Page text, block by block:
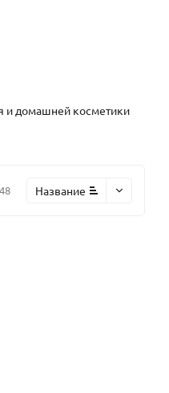
и домашней косметики
48 Название